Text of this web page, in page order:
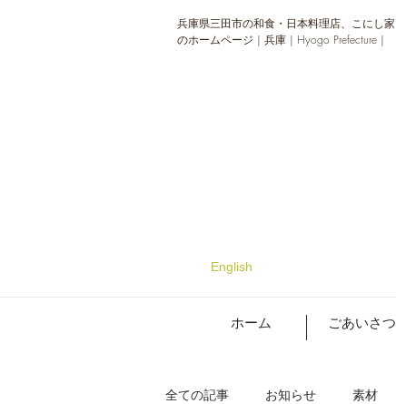
兵庫県三田市の和食・日本料理店、こにし家
のホームページ | 兵庫 | Hyogo Prefecture |
English
ホーム ごあいさつ
全ての記事 お知らせ 素材